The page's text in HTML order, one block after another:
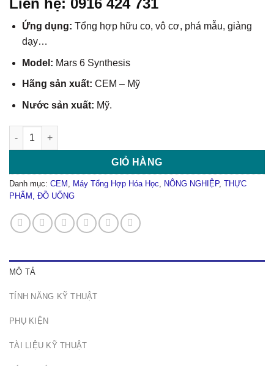
Liên hệ: 0916 424 731
Ứng dụng: Tổng hợp hữu co, vô cơ, phá mẫu, giảng
dạy…
Model: Mars 6 Synthesis
Hãng sản xuất: CEM – Mỹ
Nước sản xuất: Mỹ.
Máy Tổng Hợp Hoá Học MARS 6 Synthesis số lượng
GIỎ HÀNG
Danh mục: CEM Máy Tổng Hợp Hóa Học NÔNG NGHIỆP, THỰC
PHẨM, ĐỒ UỐNG
MÔ TẢ
TÍNH NĂNG KỸ THUẬT
PHỤ KIỆN
TÀI LIỆU KỸ THUẬT